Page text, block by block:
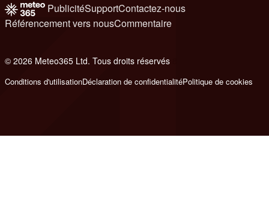
PublicitéSupportContactez-nous
Référencement vers nousCommentaire
© 2026 Meteo365 Ltd. Tous droits réservés
Conditions d'utilisationDéclaration de confidentialitéPolitique de cookies